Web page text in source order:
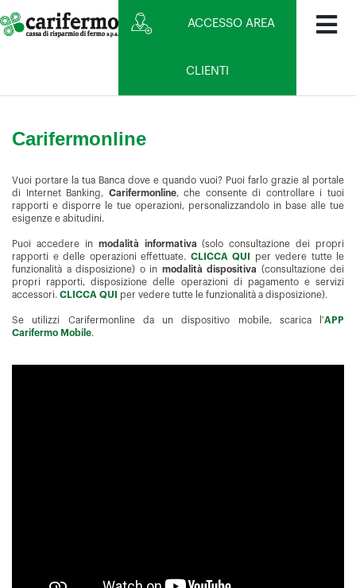
ACCESSO AREA
CLIENTI
Carifermonline
Vuoi portare la tua Banca dove e quando vuoi? Puoi farlo grazie al portale
di Internet Banking, Carifermonline, che consente di controllare i tuoi
rapporti e disporre le tue operazioni, personalizzandolo in base alle tue
esigenze e abitudini.
Puoi accedere in modalità informativa (solo consultazione dei propri
rapporti e delle operazioni effettuate. CLICCA QUI
per vedere tutte le
funzionalità a disposizione) o in modalità dispositiva (consultazione dei
propri rapporti, disposizione delle operazioni di pagamento e servizi
accessori. CLICCA QUI per vedere tutte le funzionalità a disposizione).
Se utilizzi Carifermonline da un dispositivo mobile, scarica l'APP
Carifermo Mobile.